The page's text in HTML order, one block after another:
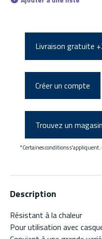
Livraison gratuite
Créer un compte
Trouvez un magasin
*Certaines conditions
Description
Résistant à la chaleur
Pour utilisation avec